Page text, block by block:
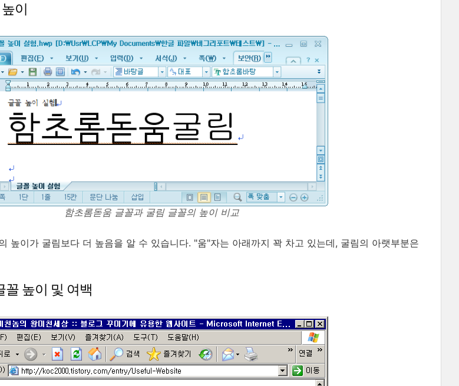
이
함초롬돋움 글꼴과 굴림 글꼴의 높이 비교
높이가 굴림보다 더 높음을 알 수 있습니다. "움"자는 아래까지 꽉 차고 있는데, 굴림의 아랫부분은
꼴 높이 및 여백